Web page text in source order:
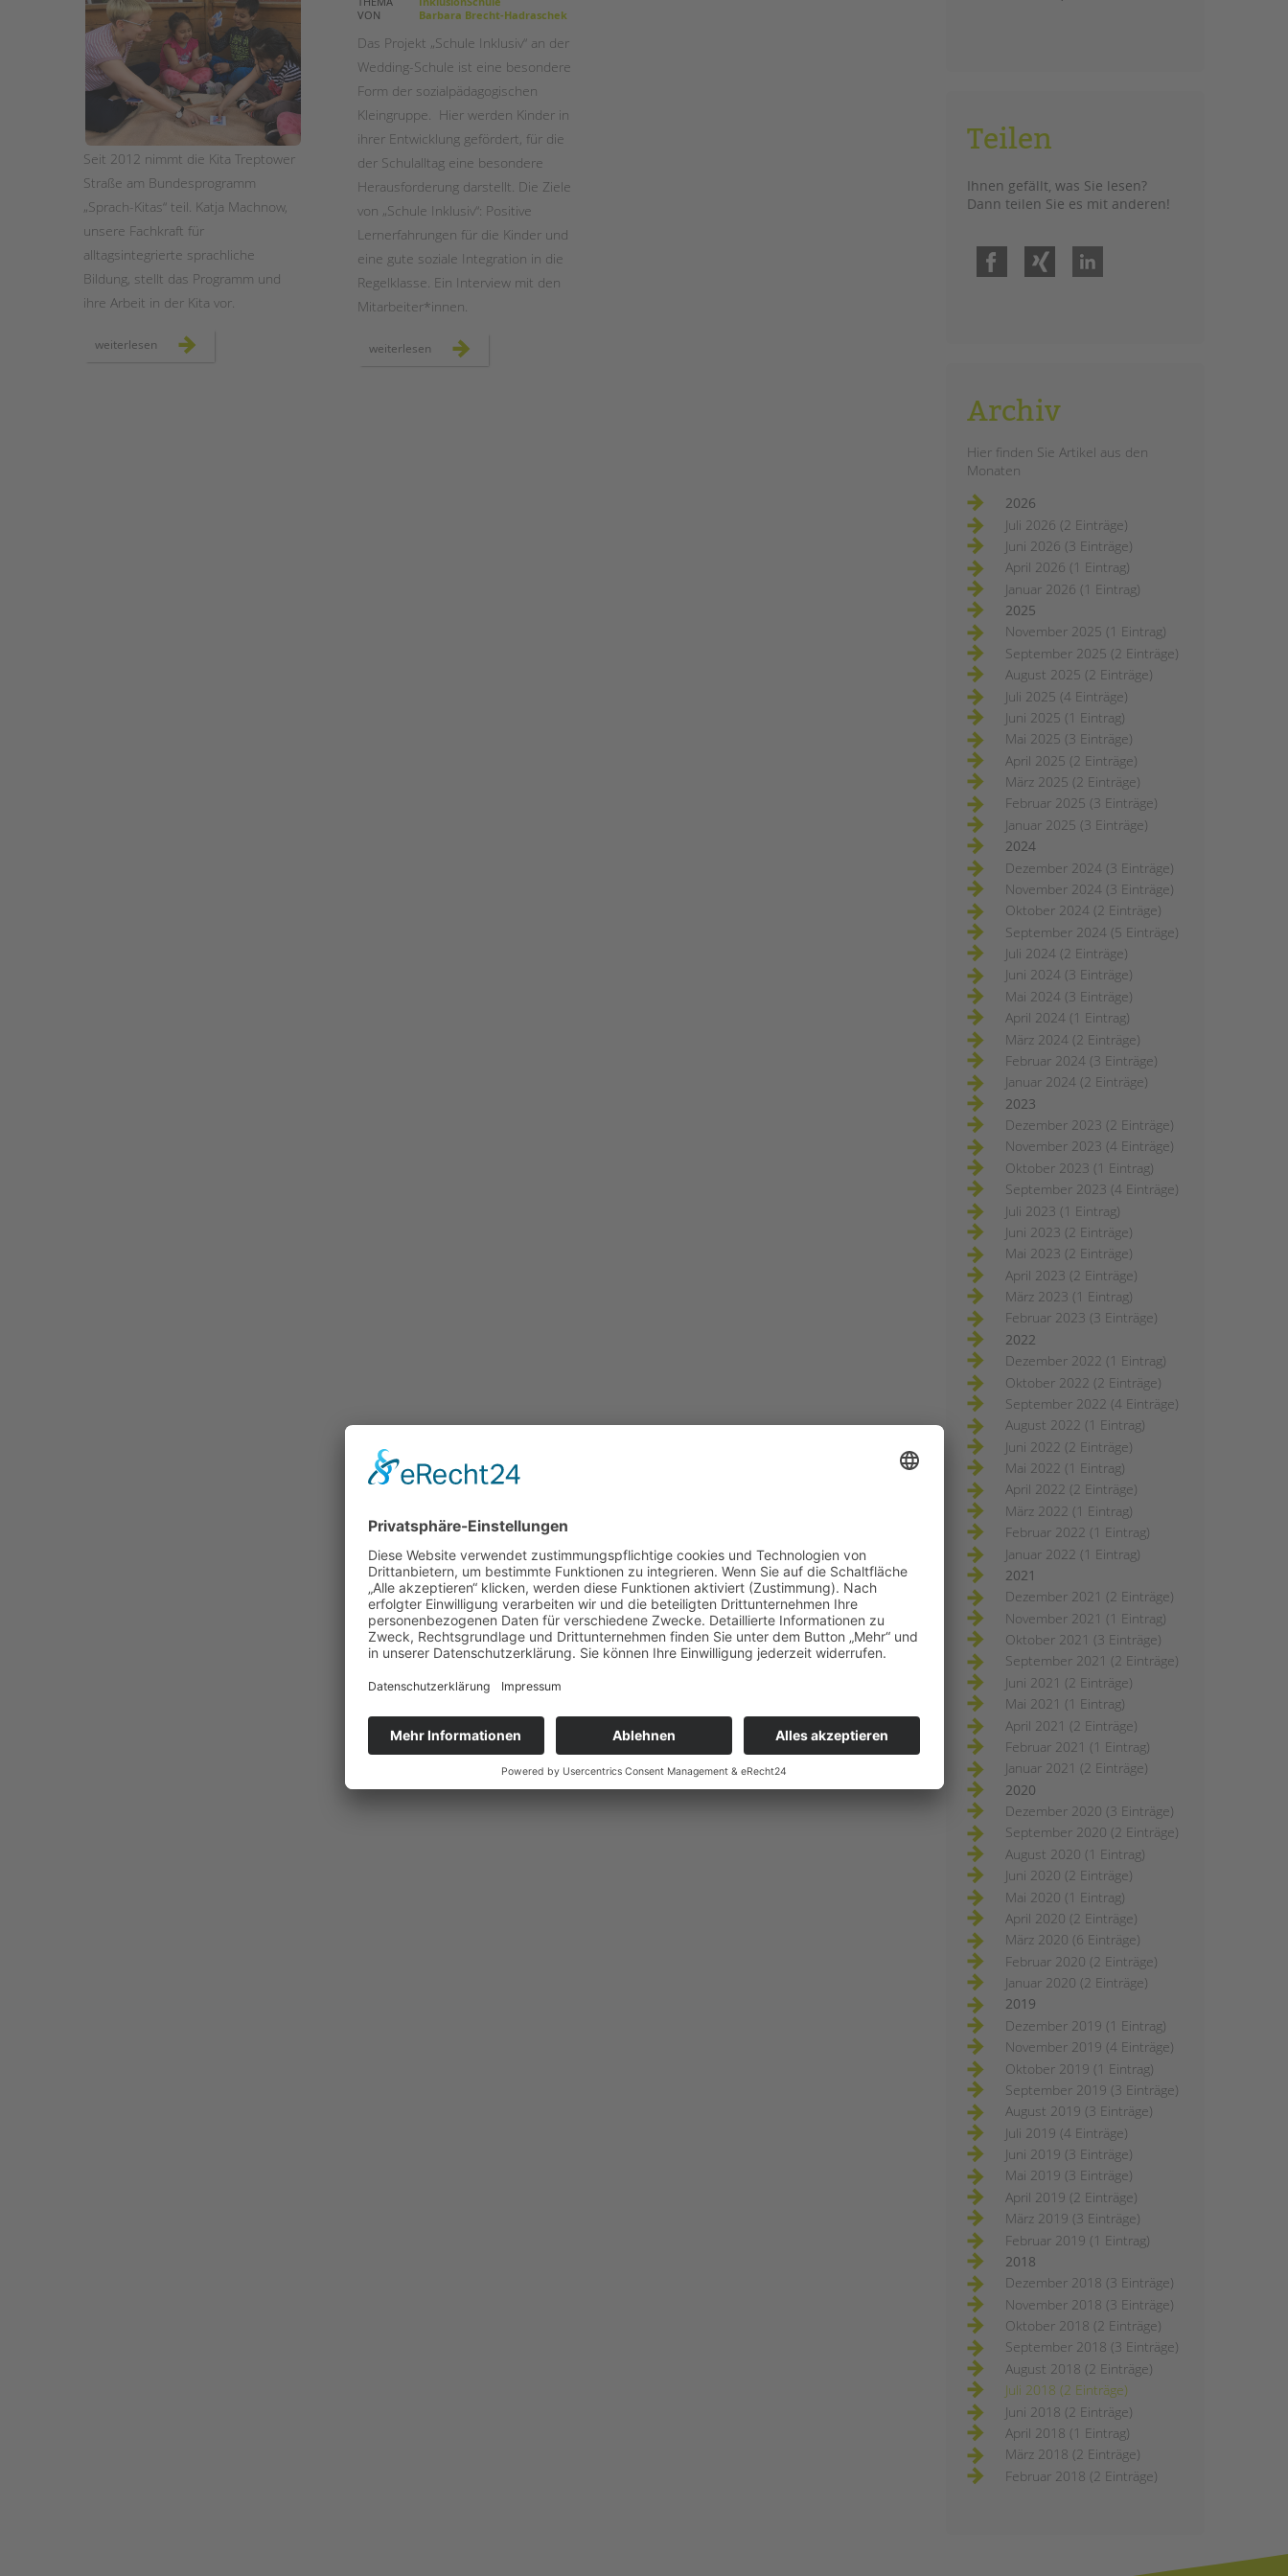
STADTTEILARBEIT
Seit 2012 nimmt die Kita Treptower
Straße am Bundesprogramm
„Sprach-Kitas“ teil. Katja Machnow,
unsere Fachkraft für
alltagsintegrierte sprachliche
Bildung, stellt das Programm und
ihre Arbeit in der Kita vor.
weiterlesen unsere
sprach-
VON
Barbara Brecht-Hadraschek
Das Projekt „Schule Inklusiv“ an der
Wedding-Schule ist eine besondere
Form der sozialpädagogischen
Kleingruppe. Hier werden Kinder in
ihrer Entwicklung gefördert, für die
der Schulalltag eine besondere
Herausforderung darstellt. Die Ziele
von „Schule Inklusiv“: Positive
Lernerfahrungen für die Kinder und
eine gute soziale Integration in die
Regelklasse. Ein Interview mit den
Mitarbeiter*innen.
weiterlesen temporäre
lerngruppen
Teilen
Ihnen gefällt, was Sie lesen?
Dann teilen Sie es mit anderen!
Facebook
Archiv
Hier finden Sie Artikel aus den
Monaten
2026
Juli 2026 (2 Einträge)
Juni 2026 (3 Einträge)
April 2026 (1 Eintrag)
Januar 2026 (1 Eintrag)
2025
November 2025 (1 Eintrag)
September 2025 (2 Einträge)
August 2025 (2 Einträge)
Juli 2025 (4 Einträge)
Juni 2025 (1 Eintrag)
Mai 2025 (3 Einträge)
April 2025 (2 Einträge)
März 2025 (2 Einträge)
Februar 2025 (3 Einträge)
Januar 2025 (3 Einträge)
2024
Dezember 2024 (3 Einträge)
November 2024 (3 Einträge)
Oktober 2024 (2 Einträge)
September 2024 (5 Einträge)
Juli 2024 (2 Einträge)
Juni 2024 (3 Einträge)
Mai 2024 (3 Einträge)
April 2024 (1 Eintrag)
März 2024 (2 Einträge)
Februar 2024 (3 Einträge)
Januar 2024 (2 Einträge)
2023
Dezember 2023 (2 Einträge)
November 2023 (4 Einträge)
Oktober 2023 (1 Eintrag)
September 2023 (4 Einträge)
Juli 2023 (1 Eintrag)
Juni 2023 (2 Einträge)
Mai 2023 (2 Einträge)
April 2023 (2 Einträge)
März 2023 (1 Eintrag)
Februar 2023 (3 Einträge)
2022
Dezember 2022 (1 Eintrag)
Oktober 2022 (2 Einträge)
September 2022 (4 Einträge)
August 2022 (1 Eintrag)
Juni 2022 (2 Einträge)
Mai 2022 (1 Eintrag)
April 2022 (2 Einträge)
März 2022 (1 Eintrag)
Februar 2022 (1 Eintrag)
Januar 2022 (1 Eintrag)
2021
Dezember 2021 (2 Einträge)
November 2021 (1 Eintrag)
Oktober 2021 (3 Einträge)
September 2021 (2 Einträge)
Juni 2021 (2 Einträge)
Mai 2021 (1 Eintrag)
April 2021 (2 Einträge)
Februar 2021 (1 Eintrag)
Januar 2021 (2 Einträge)
2020
Dezember 2020 (3 Einträge)
September 2020 (2 Einträge)
August 2020 (1 Eintrag)
Juni 2020 (2 Einträge)
Mai 2020 (1 Eintrag)
April 2020 (2 Einträge)
März 2020 (6 Einträge)
Februar 2020 (2 Einträge)
Januar 2020 (2 Einträge)
2019
Dezember 2019 (1 Eintrag)
November 2019 (4 Einträge)
Oktober 2019 (1 Eintrag)
September 2019 (3 Einträge)
August 2019 (3 Einträge)
Juli 2019 (4 Einträge)
Juni 2019 (3 Einträge)
Mai 2019 (3 Einträge)
April 2019 (2 Einträge)
März 2019 (3 Einträge)
Februar 2019 (1 Eintrag)
2018
Dezember 2018 (3 Einträge)
November 2018 (3 Einträge)
Oktober 2018 (2 Einträge)
September 2018 (3 Einträge)
August 2018 (2 Einträge)
Juli 2018 (2 Einträge)
Juni 2018 (2 Einträge)
April 2018 (1 Eintrag)
März 2018 (2 Einträge)
Februar 2018 (2 Einträge)